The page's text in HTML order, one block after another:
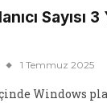
Sayısı 3
1 Temmuz 2025
Windows